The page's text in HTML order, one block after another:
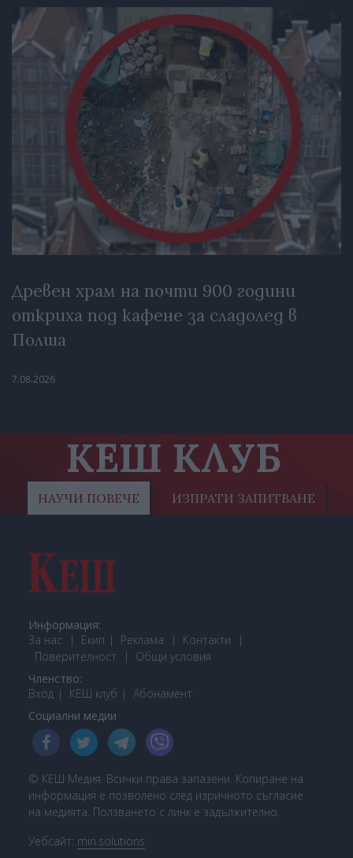
Древен храм на почти 900 години
откриха под кафене за сладолед в
Полша
7.08.2026
КЕШ КЛУБ
НАУЧИ ПОВЕЧЕ ИЗПРАТИ ЗАПИТВАНЕ
Информация:
За нас
Екип Реклама
Контакти
Поверителност
Общи условия
Членство:
Вход
КЕШ клуб Абонамент
Социални медии
© КЕШ Медия. Всички права запазени. Копиране на
информация е позволено след изричното съгласие
на медията. Ползването с линк е задължително.
Уебсайт: min.solutions